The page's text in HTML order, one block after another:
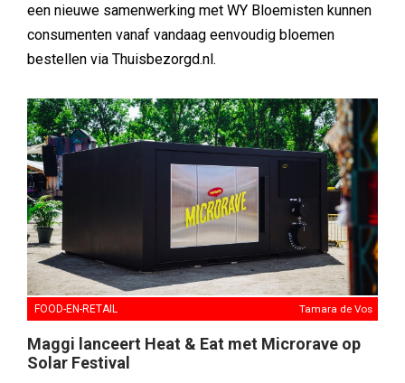
een nieuwe samenwerking met WY Bloemisten kunnen
consumenten vanaf vandaag eenvoudig bloemen
bestellen via Thuisbezorgd.nl.
FOOD-EN-RETAIL Tamara de Vos
Maggi lanceert Heat & Eat met Microrave op
Solar Festival